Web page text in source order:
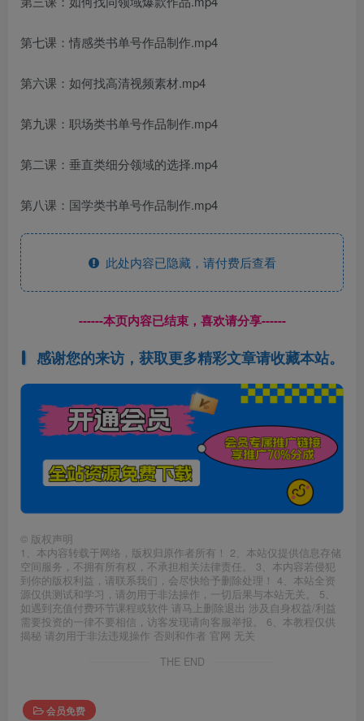
第七课：情感类书单号作品制作.mp4
第六课：如何找高清视频素材.mp4
第九课：职场类书单号作品制作.mp4
第二课：垂直类细分领域的选择.mp4
第八课：国学类书单号作品制作.mp4
此处内容已隐藏，请付费后查看
------本页内容已结束，喜欢请分享------
感谢您的来访，获取更多精彩文章请收藏本站。
© 版权声明
1、本内容转载于网络，版权归原作者所有！ 2、本站仅提供信息存储
空间服务，不拥有所有权，不承担相关法律责任。 3、本内容若侵犯
到你的版权利益，请联系我们，会尽快给予删除处理！ 4、本站全资
源仅供测试和学习，请勿用于非法操作，一切后果与本站无关。 5、
如遇到充值付费环节课程或软件 请马上删除退出 涉及自身权益/利益
需要投资的一律不要相信，访客发现请向客服举报。 6、本教程仅供
揭秘 请勿用于非法违规操作 否则和作者 官网 无关
THE END
会员免费